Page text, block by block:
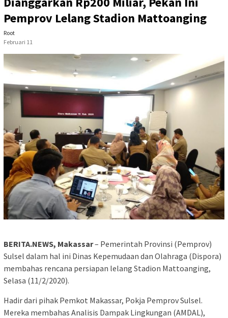
Pemprov Lelang Stadion Mattoanging
Root
Februari 11
BERITA.NEWS, Makassar– Pemerintah Provinsi (Pemprov)
Sulsel dalam hal ini Dinas Kepemudaan dan Olahraga (Dispora)
membahas rencana persiapan lelang Stadion Mattoanging,
Selasa (11/2/2020).
Hadir dari pihak Pemkot Makassar, Pokja Pemprov Sulsel.
Mereka membahas Analisis Dampak Lingkungan (AMDAL),